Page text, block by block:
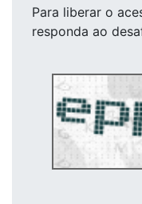
Para liberar o
responda ao